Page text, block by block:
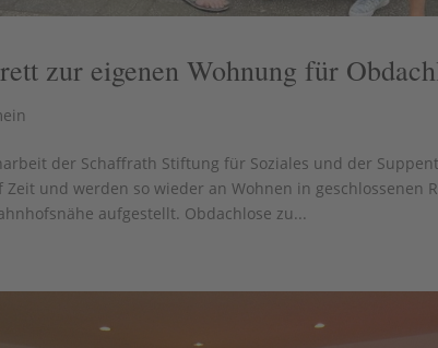
zur eigenen Wohnung für
der Schaffrath Stiftung für Soziales und der
Zeit und werden so wieder an Wohnen in geschlossenen
aufgestellt. Obdachlose zu...